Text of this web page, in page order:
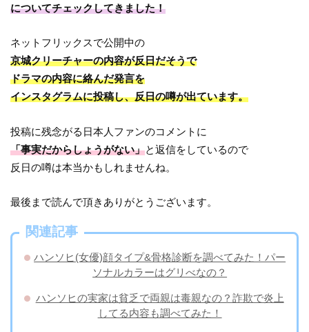
についてチェックしてきました！
ネットフリックスで公開中の
京城クリーチャーの内容が反日だそうで
ドラマの内容に絡んだ発言を
インスタグラムに投稿し、反日の噂が出ています。
投稿に残念がる日本人ファンのコメントに
「事実だからしょうがない」と返信をしているので
反日の噂は本当かもしれませんね。
最後まで読んで頂きありがとうございます。
関連記事
ハンソヒ(女優)顔タイプ&骨格診断を調べてみた！パー
ソナルカラーはグリべなの？
ハンソヒの実家は貧乏で両親は毒親なの？詐欺で炎上
してる内容も調べてみた！